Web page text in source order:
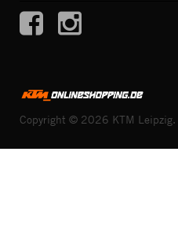
Copyright © 2026 KTM Leipzig.